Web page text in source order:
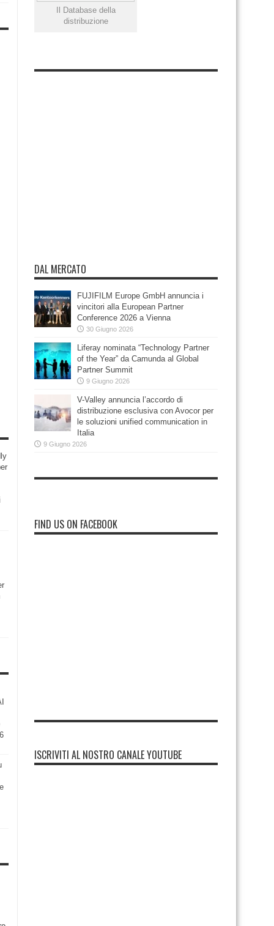
Il Database della
distribuzione
DAL MERCATO
FUJIFILM Europe GmbH annuncia i
vincitori alla European Partner
Conference 2026 a Vienna
30 Giugno 2026
Liferay nominata “Technology Partner
of the Year” da Camunda al Global
Partner Summit
9 Giugno 2026
V-Valley annuncia l’accordo di
distribuzione esclusiva con Avocor per
le soluzioni unified communication in
Italia
9 Giugno 2026
FIND US ON FACEBOOK
ISCRIVITI AL NOSTRO CANALE YOUTUBE